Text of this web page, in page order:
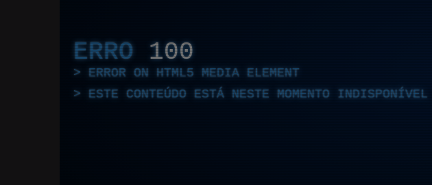
ERRO 100
ERROR ON HTML5 MEDIA ELEMENT
ESTE CONTEÚDO ESTÁ NESTE MOMENTO INDISPONÍVEL